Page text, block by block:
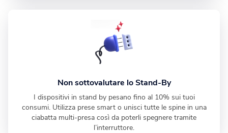
Non sottovalutare lo Stand-By
I dispositivi in stand by pesano fino al 10% sui tuoi
consumi. Utilizza prese smart o unisci tutte le spine in una
ciabatta multi-presa così da poterli spegnere tramite
l’interruttore.